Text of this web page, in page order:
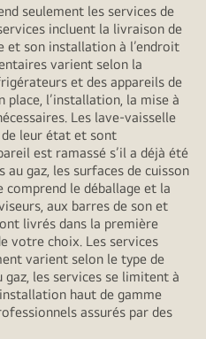
seulement les services de
incluent la livraison de
son installation à l’endroit
varient selon la
et des appareils de
place, l’installation, la mise à
Les lave-vaisselle
leur état et sont
est ramassé s’il a déjà été
au gaz, les surfaces de cuisson
le déballage et la
aux barres de son et
livrés dans la première
votre choix. Les services
varient selon le type de
gaz, les services se limitent à
haut de gamme
assurés par des